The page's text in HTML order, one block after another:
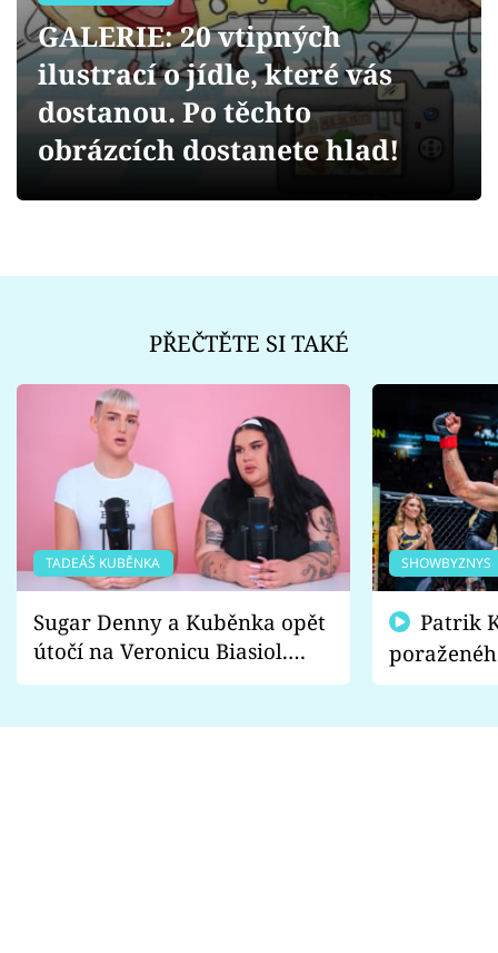
Videa
Sledujte prima+
GALERIE: 20 vtipných
ilustrací o jídle, které vás
dostanou. Po těchto
obrázcích dostanete hlad!
PŘEČTĚTE SI TAKÉ
TADEÁŠ KUBĚNKA
Sugar Denny a Kuběnka opět
útočí na Veronicu Biasiol.
Proč je podle nich falešná a
SHOWBYZNYS
fanoušci